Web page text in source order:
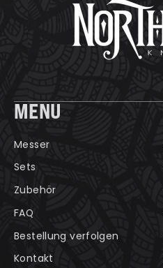
MENU
Messer
Sets
Zubehör
FAQ
Bestellung verfolgen
Kontakt